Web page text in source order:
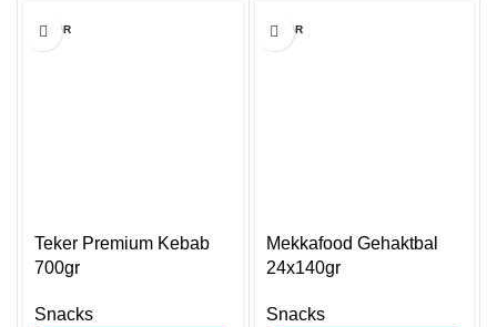
700GR
Teker Premium Kebab
700gr
Snacks
140GR
Mekkafood Gehaktbal
24x140gr
Snacks